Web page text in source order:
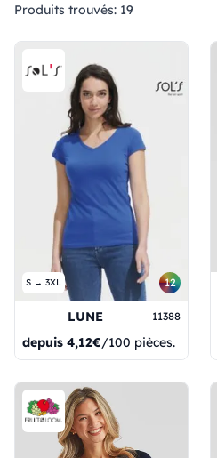
Produits trouvés: 19
S → 3XL 12
LUNE 11388
depuis 4,12€/100 pièces.